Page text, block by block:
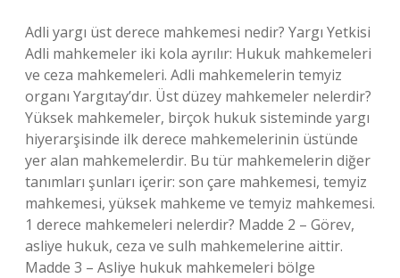
Adli yargı üst derece mahkemesi nedir? Yargı Yetkisi
Adli mahkemeler iki kola ayrılır: Hukuk mahkemeleri
ve ceza mahkemeleri. Adli mahkemelerin temyiz
organı Yargıtay’dır. Üst düzey mahkemeler nelerdir?
Yüksek mahkemeler, birçok hukuk sisteminde yargı
hiyerarşisinde ilk derece mahkemelerinin üstünde
yer alan mahkemelerdir. Bu tür mahkemelerin diğer
tanımları şunları içerir: son çare mahkemesi, temyiz
mahkemesi, yüksek mahkeme ve temyiz mahkemesi.
1 derece mahkemeleri nelerdir? Madde 2 – Görev,
asliye hukuk, ceza ve sulh mahkemelerine aittir.
Madde 3 – Asliye hukuk mahkemeleri bölge